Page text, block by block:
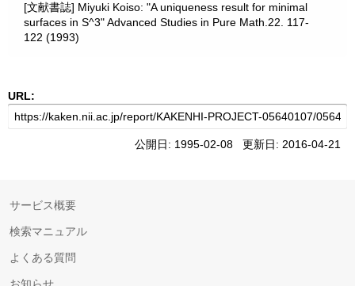
[文献書誌] Miyuki Koiso: "A uniqueness result for minimal
surfaces in S^3" Advanced Studies in Pure Math.22. 117-
122 (1993)
URL:
公開日: 1995-02-08 更新日: 2016-04-21
サービス概要
検索マニュアル
よくある質問